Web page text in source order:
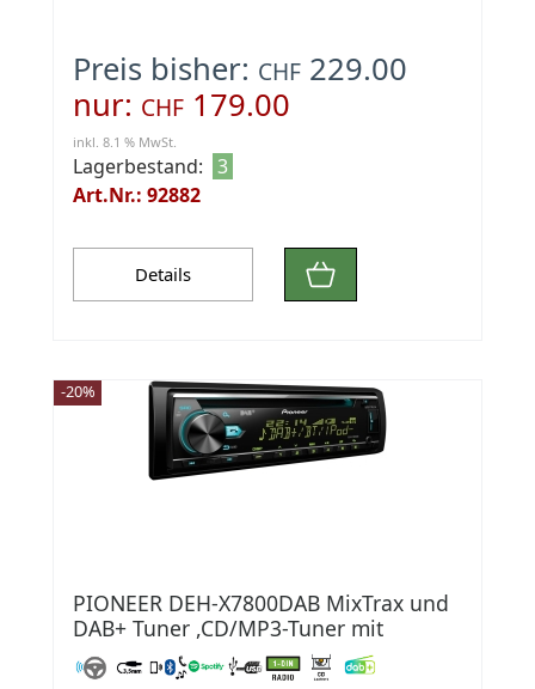
Preis bisher: CHF 229.00
nur: CHF 179.00
inkl. 8.1 % MwSt.
Lagerbestand: 3
Art.Nr.: 92882
Details
-20%
PIONEER DEH-X7800DAB MixTrax und
DAB+ Tuner ,CD/MP3-Tuner mit
Bluetooth